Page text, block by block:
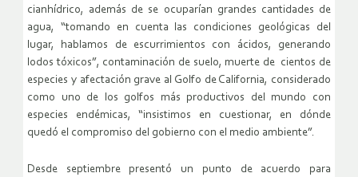
cianhídrico, además de se ocuparían grandes cantidades de
agua, “tomando en cuenta las condiciones geológicas del
lugar, hablamos de escurrimientos con ácidos, generando
lodos tóxicos”, contaminación de suelo, muerte de cientos de
especies y afectación grave al Golfo de California, considerado
como uno de los golfos más productivos del mundo con
especies endémicas, “insistimos en cuestionar, en dónde
quedó el compromiso del gobierno con el medio ambiente”.
Desde septiembre presentó un punto de acuerdo para